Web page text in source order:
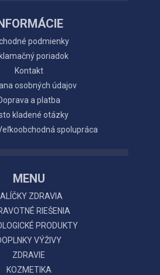
podmienky
poriadok
Kontakt
osobných údajov
a platba
kladené otázky
spolupráca
MENU
ZDRAVIA
RIEŠENIA
PRODUKTY
VÝŽIVY
ZDRAVIE
KOZMETIKA